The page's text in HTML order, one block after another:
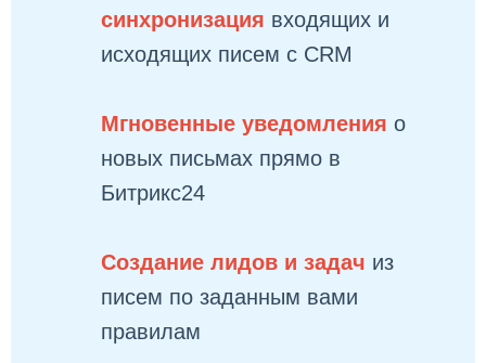
синхронизация входящих и
исходящих писем с CRM
Мгновенные уведомления о
новых письмах прямо в
Битрикс24
Создание лидов и задач из
писем по заданным вами
правилам